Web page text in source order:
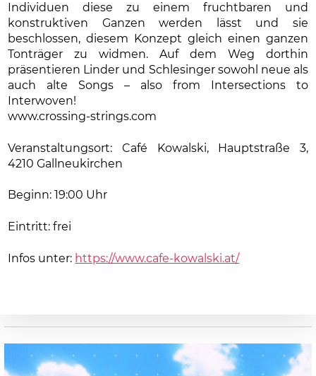
Individuen diese zu einem fruchtbaren und
konstruktiven Ganzen werden lässt und sie
beschlossen, diesem Konzept gleich einen ganzen
Tonträger zu widmen. Auf dem Weg dorthin
präsentieren Linder und Schlesinger sowohl neue als
auch alte Songs – also from Intersections to
Interwoven!
www.crossing-strings.com
Veranstaltungsort: Café Kowalski, Hauptstraße 3,
4210 Gallneukirchen
Beginn: 19:00 Uhr
Eintritt: frei
Infos unter: https://www.cafe-kowalski.at/